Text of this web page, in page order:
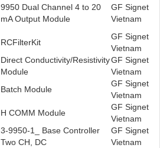
9950 Dual Channel 4 to 20
mA Output Module
GF Signet
Vietnam
RCFilterKit
GF Signet
Vietnam
Direct Conductivity/Resistivity
Module
GF Signet
Vietnam
Batch Module
GF Signet
Vietnam
H COMM Module
GF Signet
Vietnam
3-9950-1_ Base Controller
Two CH, DC
GF Signet
Vietnam